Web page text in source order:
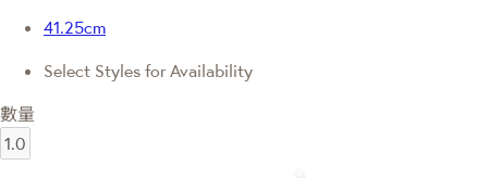
41.25cm
Select Styles for Availability
數量